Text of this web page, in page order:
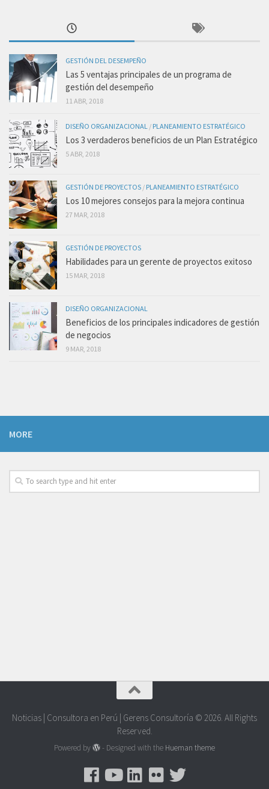
GESTIÓN DEL DESEMPEÑO
Las 5 ventajas principales de un programa de
gestión del desempeño
11 ABR, 2018
DISEÑO ORGANIZACIONAL / PLANEAMIENTO ESTRATÉGICO
Los 3 verdaderos beneficios de un Plan Estratégico
5 ABR, 2018
GESTIÓN DE PROYECTOS / PLANEAMIENTO ESTRATÉGICO
Los 10 mejores consejos para la mejora continua
27 MAR, 2018
GESTIÓN DE PROYECTOS
Habilidades para un gerente de proyectos exitoso
15 MAR, 2018
DISEÑO ORGANIZACIONAL
Beneficios de los principales indicadores de gestión
de negocios
9 MAR, 2018
MORE
Noticias | Consultora en Perú | Gerens Consultoría © 2026. All Rights
Reserved.
Powered by - Designed with the Hueman theme